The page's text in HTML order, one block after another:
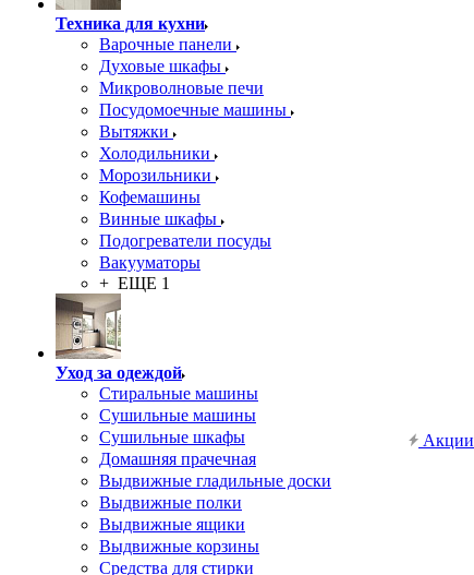
Техника для кухни
Варочные панели
Духовые шкафы
Микроволновые печи
Посудомоечные машины
Вытяжки
Холодильники
Морозильники
Кофемашины
Винные шкафы
Подогреватели посуды
Вакууматоры
+ ЕЩЕ 1
Уход за одеждой
Стиральные машины
Сушильные машины
Сушильные шкафы
Домашняя прачечная
Выдвижные гладильные доски
Выдвижные полки
Выдвижные ящики
Выдвижные корзины
Средства для стирки
Акции